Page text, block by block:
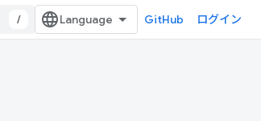
/ GitHub ログイン